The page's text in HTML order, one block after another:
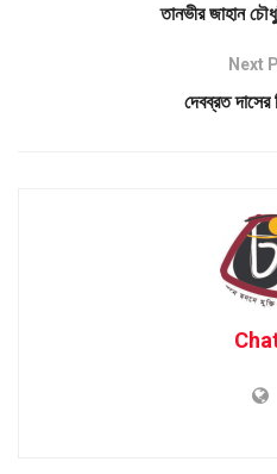
তানভীর জাহান
Next
দেবব্রত দাসের